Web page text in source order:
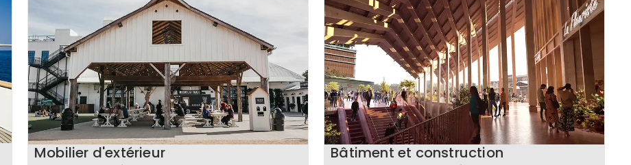
Mobilier d'extérieur Bâtiment et construction